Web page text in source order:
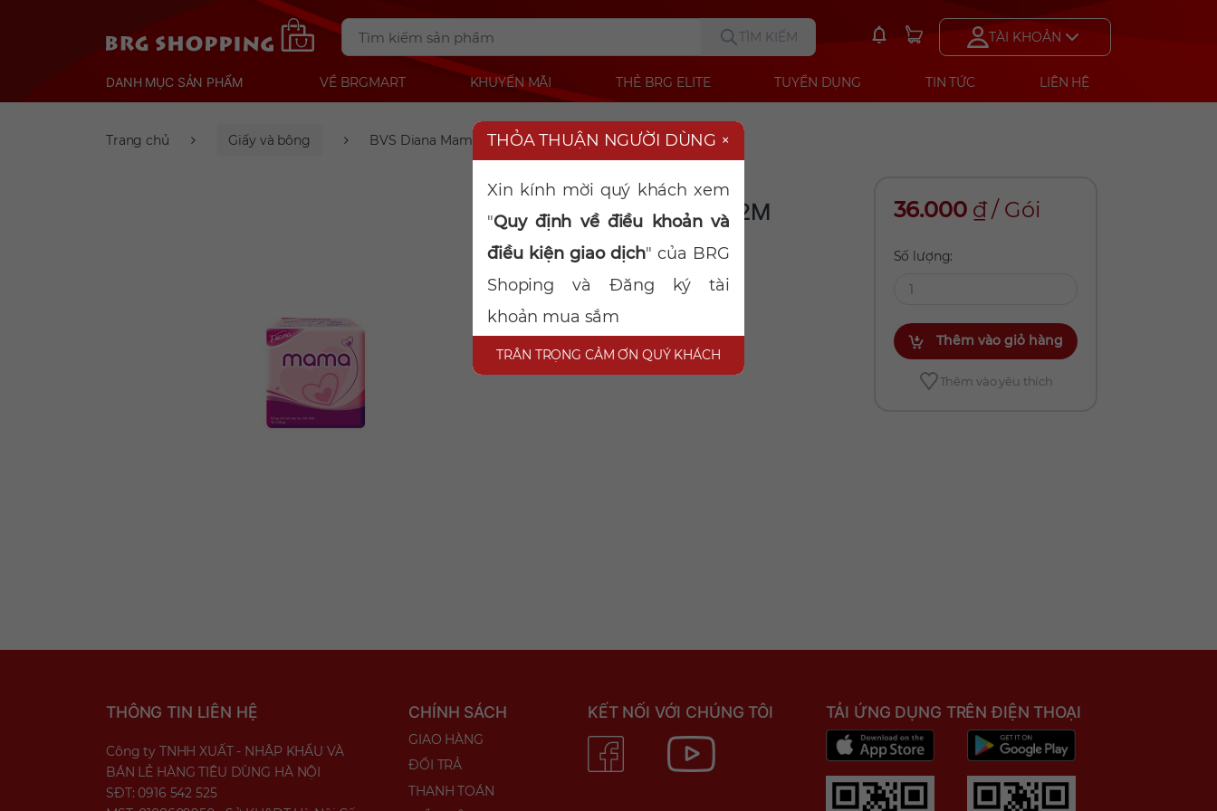
TÌM KIẾM TÀI KHOẢN
DANH MỤC SẢN PHẨM VỀ BRGMART KHUYẾN MÃI THẺ BRG ELITE TUYỂN DỤNG TIN TỨC LIÊN HỆ
Trang chủ Giấy và bông BVS Diana Mama 12M
Danh mục: Giấy và bông
BVS Diana Mama 12M
Mã sản phẩm:2007050136
36.000₫ / Gói
Số lượng:
Thêm vào giỏ hàng
Thêm vào yêu thích
THÔNG TIN LIÊN HỆ
Công ty TNHH XUẤT - NHẬP KHẨU VÀ
BÁN LẺ HÀNG TIÊU DÙNG HÀ NỘI
SĐT: 0916 542 525
CHÍNH SÁCH
GIAO HÀNG
ĐỔI TRẢ
THANH TOÁN
KẾT NỐI VỚI CHÚNG TÔI TẢI ỨNG DỤNG TRÊN ĐIỆN THOẠI
THỎA THUẬN NGƯỜI DÙNG ×
Xin kính mời quý khách xem
"Quy định về điều khoản và
điều kiện giao dịch" của BRG
Shoping và Đăng ký tài
khoản mua sắm
TRÂN TRỌNG CẢM ƠN QUÝ KHÁCH